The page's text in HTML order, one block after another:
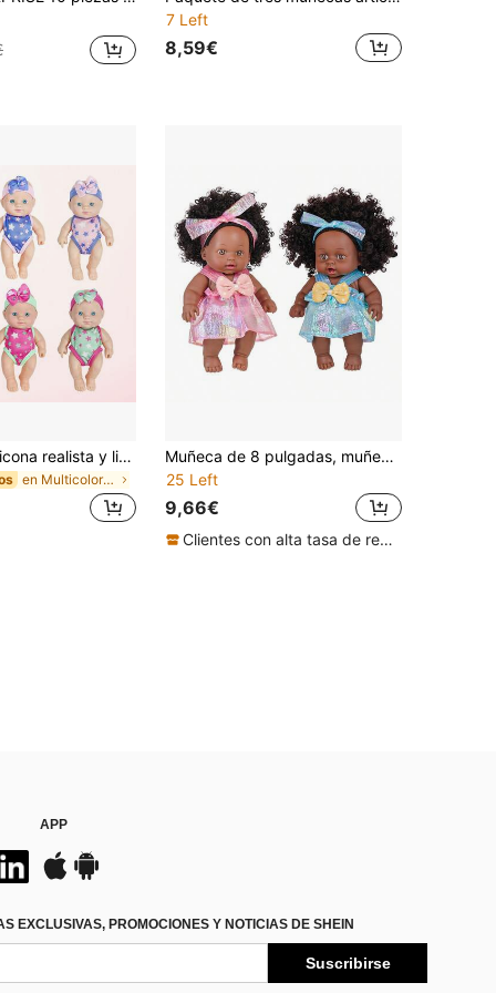
7 Left
8,59€
Muñeca de silicona realista y linda, regalo de cumpleaños para niños, muñeca para vestir para niñas, muñeca decorativa para el hogar
en Multicolor Muñecas para niños
Muñeca de 8 pulgadas, muñeca linda con cabello afro negro, atuendo con lazo exquisito, adecuada como regalo para niños, familia y amigos, regalo de vacaciones, regalo de cumpleaños, adecuada para niños de 3 años en adelante para jugar, muñeca de juguete
25 Left
9,66€
Clientes con alta tasa de repetición
APP
EXCLUSIVAS, PROMOCIONES Y NOTICIAS DE SHEIN
Suscribirse